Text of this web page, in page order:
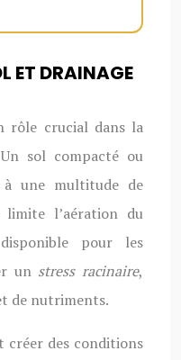
ET DRAINAGE
rôle crucial dans la
sol compacté ou
une multitude de
limite l’aération du
pour les
un stress racinaire,
de nutriments.
créer des conditions